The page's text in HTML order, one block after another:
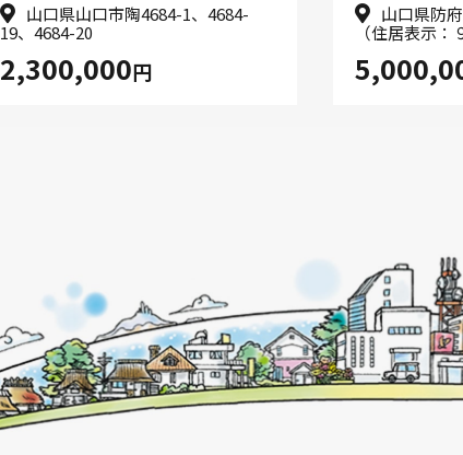
山口県山口市陶4684-1、4684-
19、4684-20
2,300,000円
山口県防
（住居表示：